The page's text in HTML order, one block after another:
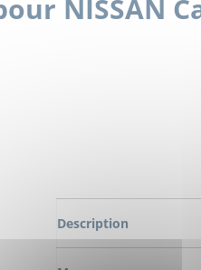
NISSAN
Description